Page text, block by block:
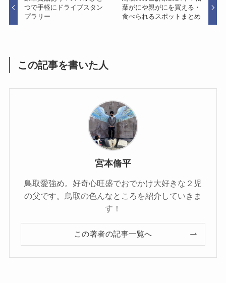
つで手軽にドライブスタン
プラリー
葉がにや親がにを買える・
食べられるスポットまとめ
この記事を書いた人
宮本脩平
鳥取愛強め。好奇心旺盛でおでかけ大好きな２児
の父です。鳥取の色んなところを紹介していきま
す！
この著者の記事一覧へ